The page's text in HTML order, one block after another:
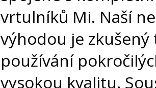
vrtulníků Mi. Naší
výhodou je
používání
vysokou kvalitu.